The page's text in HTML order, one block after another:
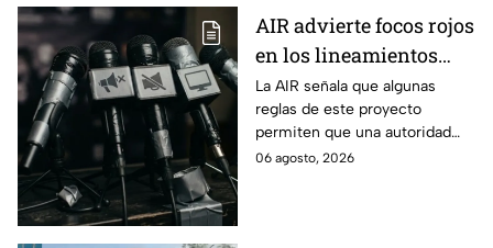
AIR advierte focos rojos
en los lineamientos
para proteger a las
audiencias
La AIR señala que algunas
reglas de este proyecto
permiten que una autoridad
gubernamental supervise,
06 agosto, 2026